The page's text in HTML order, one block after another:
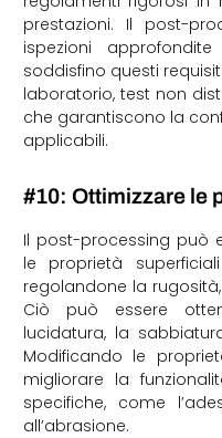
prestazioni. Il post-
ispezioni
soddisfino questi
laboratorio, test non
che garantiscono la
applicabili.
#10: Ottimizzare le
Il post-processing può
le proprietà
regolandone la
Ciò può essere
lucidatura, la
Modificando le
migliorare la
specifiche, come
all’abrasione.